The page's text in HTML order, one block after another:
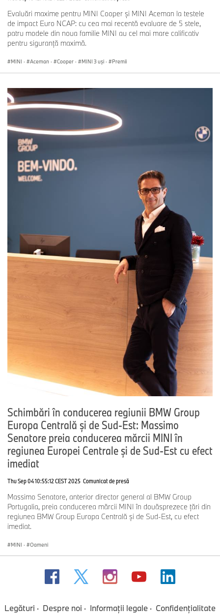
Evaluări maxime pentru MINI Cooper şi MINI Aceman la testele
de impact Euro NCAP: cu cea mai recentă evaluare de 5 stele,
patru modele din noua familie MINI au cel mai mare calificativ
pentru siguranţă maximă.
MINI · Aceman · Cooper · MINI 3 uşi · Premii
Schimbări în conducerea regiunii BMW Group
Europa Centrală și de Sud-Est: Massimo
Senatore preia conducerea mărcii MINI în
regiunea Europei Centrale și de Sud-Est cu efect
imediat
Thu Sep 04 10:55:12 CEST 2025 Comunicat de presă
Massimo Senatore, anterior director general al BMW Group
Portugalia, preia conducerea mărcii MINI în douăsprezece țări din
regiunea BMW Group Europa Centrală și de Sud-Est, cu efect
imediat.
MINI · Oameni
Legături Despre noi Informaţii legale
Confidenţialitate